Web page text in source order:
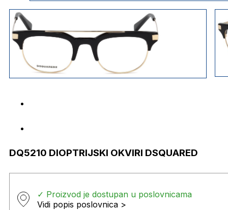
DQ5210 DIOPTRIJSKI OKVIRI DSQUARED
✓ Proizvod je dostupan u poslovnicama
Vidi popis poslovnica >